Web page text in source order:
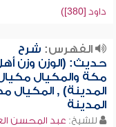
داود [380])
الفهرس: شرح
حديث: (الوزن وزن
مكة والمكيال
المدينة) , المكيال
المدينة
للشيخ: عبد المحسن